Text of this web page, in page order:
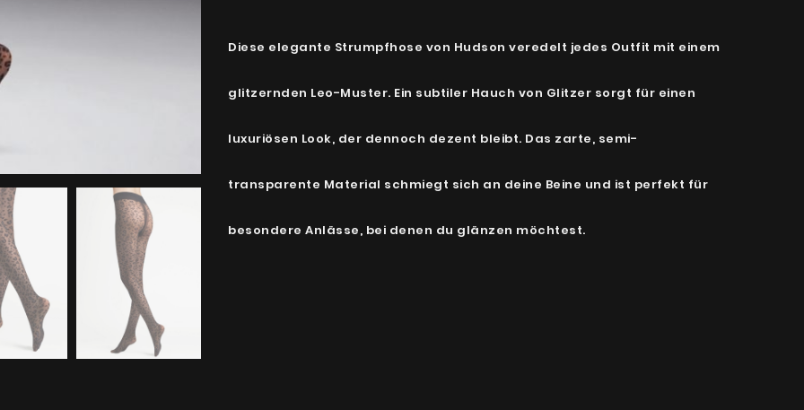
Diese elegante Strumpfhose von Hudson veredelt jedes Outfit mit einem
glitzernden Leo-Muster. Ein subtiler Hauch von Glitzer sorgt für einen
luxuriösen Look, der dennoch dezent bleibt. Das zarte, semi-
transparente Material schmiegt sich an deine Beine und ist perfekt für
besondere Anlässe, bei denen du glänzen möchtest.